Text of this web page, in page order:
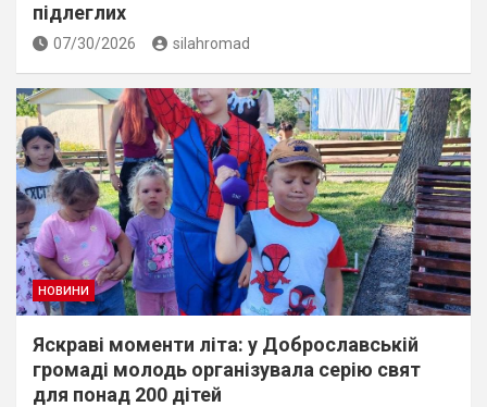
підлеглих
07/30/2026 silahromad
НОВИНИ
Яскраві моменти літа: у Доброславській
громаді молодь організувала серію свят
для понад 200 дітей